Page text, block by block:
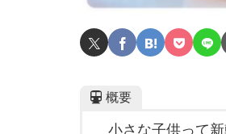
概要
小さな子供って新